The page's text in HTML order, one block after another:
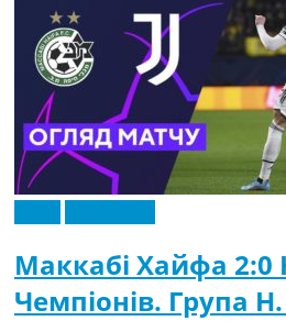
Маккабі Хайфа 2:0
Чемпіонів. Група